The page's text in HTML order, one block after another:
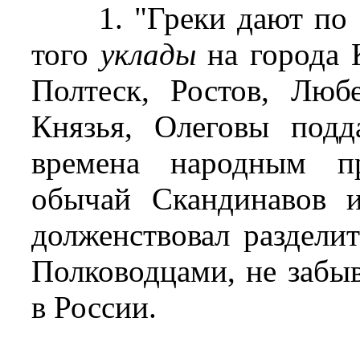
1. "Греки дают по
того уклады на города
Полтеск, Ростов,
Князья, Олеговы
времена народным
обычай Скандинавов
долженствовал
Полководцами, не
в России.